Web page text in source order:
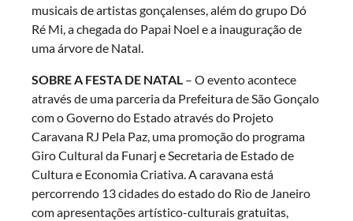
musicais de artistas gonçalenses, além do grupo Dó
Ré Mi, a chegada do Papai Noel e a inauguração de
uma árvore de Natal.
SOBRE A FESTA DE NATAL – O evento acontece
através de uma parceria da Prefeitura de São Gonçalo
com o Governo do Estado através do Projeto
Caravana RJ Pela Paz, uma promoção do programa
Giro Cultural da Funarj e Secretaria de Estado de
Cultura e Economia Criativa. A caravana está
percorrendo 13 cidades do estado do Rio de Janeiro
com apresentações artístico-culturais gratuitas,